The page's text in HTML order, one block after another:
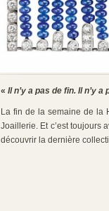
« Il n’y a pas de fin. Il n’y
La fin de la semaine de la
Joaillerie. Et c’est toujours
découvrir la dernière